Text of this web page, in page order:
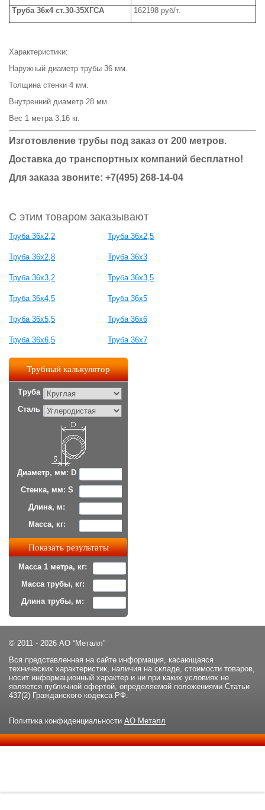
Труба 36x4 ст.30-35ХГСА 162198 руб/т.
Характеристики:
Наружный диаметр трубы 36 мм.
Толщина стенки 4 мм.
Внутренний диаметр 28 мм.
Вес 1 метра 3,16 кг.
Изготовление трубы под заказ от 200 метров.
Доставка до транспортных компаний бесплатно!
Для заказа звоните: +7(495) 268-14-04
С этим товаром заказывают
Труба 36x2,2 Труба 36x2,5
Труба 36x2,8 Труба 36x3
Труба 36x3,2 Труба 36x3,5
Труба 36x4,5 Труба 36x5
Труба 36x5,5 Труба 36x6
Труба 36x6,5 Труба 36x7
Трубный калькулятор
Труба
Сталь
Диаметр, мм: D
Стенка, мм: S
Длина, м:
Масса, кг:
Масса 1 метра, кг:
Масса трубы, кг:
Длина трубы, м:
© 2011 - 2026 АО “Металл”
Вся представленная на сайте информация, касающаяся
технических характеристик, наличия на складе, стоимости товаров,
носит информационный характер и ни при каких условиях не
является публичной офертой, определяемой положениями Статьи
437(2) Гражданского кодекса РФ.
Политика конфиденциальности АО Металл